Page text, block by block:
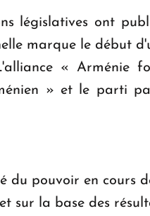
législatives ont
marque le début
« Arménie
» et le parti
du pouvoir en cours
sur la base des